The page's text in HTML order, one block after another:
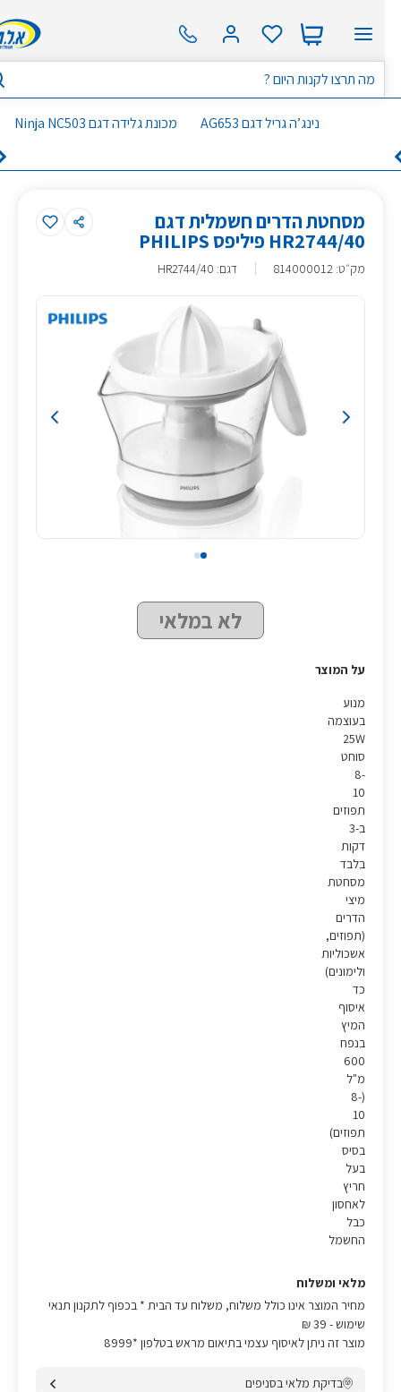
נינג’ה גריל דגם AG653 מכונת גלידה דגם Ninja NC503
מסחטת הדרים חשמלית דגם
HR2744/40 פיליפס PHILIPS
מק״ט:
814000012 דגם: HR2744/40
לא במלאי
על המוצר
מנוע
בעוצמה
25W
סוחט
8-
10
תפוזים
ב-3
דקות
בלבד
מסחטת
מיצי
הדרים
(תפוזים,
אשכוליות
ולימונים)
כד
איסוף
המיץ
בנפח
600
מ"ל
(8-
10
תפוזים)
בסיס
בעל
חריץ
לאחסון
כבל
החשמל
מלאי ומשלוח
מחיר המוצר אינו כולל משלוח, משלוח עד הבית * בכפוף לתקנון תנאי
שימוש- 39 ₪
מוצר זה ניתן לאיסוף עצמי בתיאום מראש בטלפון *8999
בדיקת מלאי בסניפים